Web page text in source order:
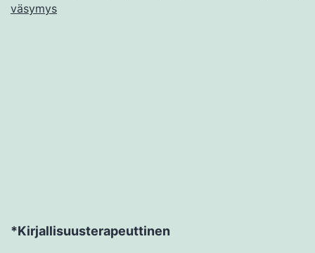
väsymys
*Kirjallisuusterapeuttinen